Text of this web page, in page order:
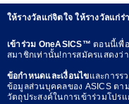
ให้รางวัลแก่จิตใจ ให้รางวัลแก่
เข้าร่วม OneASICS™ตอนนี้เพื่
สมาชิกเท่านั้น!การสมัครแสดงว่
ข้อกำหนดและเงื่อนไขและการร
ข้อมูลส่วนบุคคลของ ASICS ตาม
วัตถุประสงค์ในการเข้าร่วมโปร